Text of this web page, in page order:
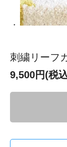
刺繍リーフ
9,500円(税